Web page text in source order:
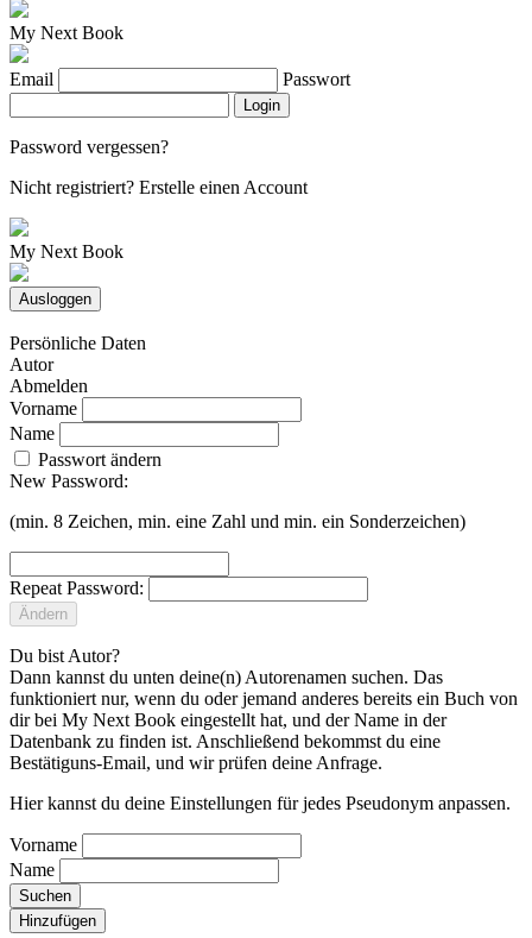
My Next Book
Email Passwort
Login
Password vergessen?
Nicht registriert? Erstelle einen Account
My Next Book
Ausloggen
Persönliche Daten
Autor
Abmelden
Vorname
Name
Passwort ändern
New Password:
(min. 8 Zeichen, min. eine Zahl und min. ein Sonderzeichen)
Repeat Password:
Ändern
Du bist Autor?
Dann kannst du unten deine(n) Autorenamen suchen. Das
funktioniert nur, wenn du oder jemand anderes bereits ein Buch von
dir bei My Next Book eingestellt hat, und der Name in der
Datenbank zu finden ist. Anschließend bekommst du eine
Bestätiguns-Email, und wir prüfen deine Anfrage.
Hier kannst du deine Einstellungen für jedes Pseudonym anpassen.
Vorname
Name
Suchen
Hinzufügen